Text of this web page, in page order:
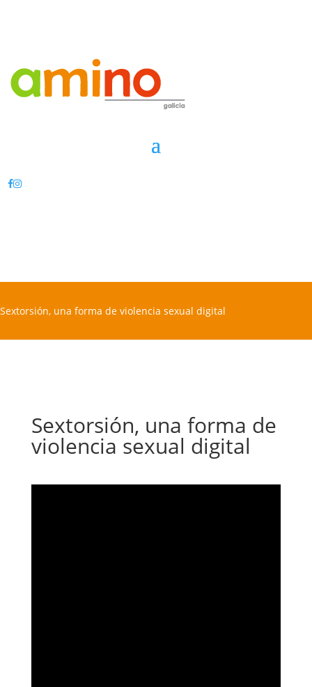
Sextorsión, una forma de violencia sexual digital
Sextorsión, una forma de
violencia sexual digital